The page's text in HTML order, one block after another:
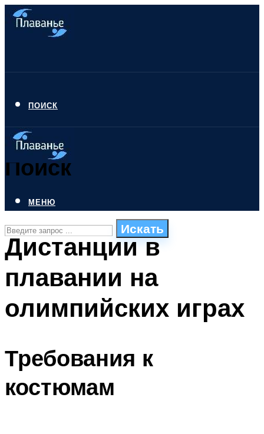
ПОИСК
Поиск
Искать
СТИЛИ ПЛАВАНЬЯ
ПЛАВАНЬЕ ДЛЯ ДЕТЕЙ
БАССЕЙН ДЛЯ ДОМА
МЕНЮ
МЕНЮ
Дистанции в
плавании на
олимпийских играх
Требования к
костюмам